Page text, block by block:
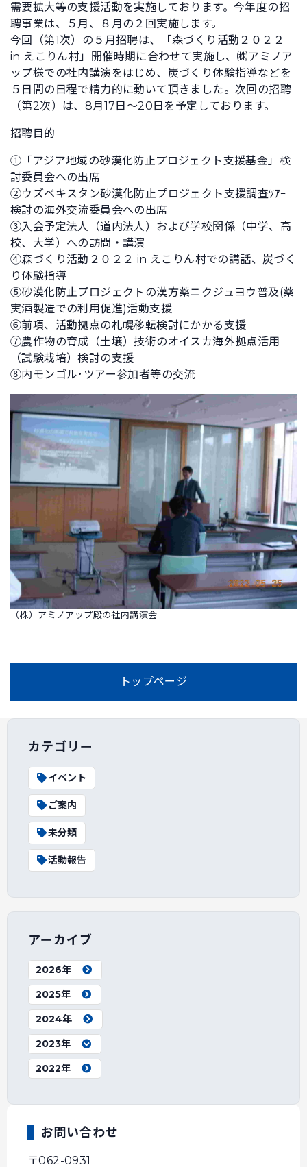
需要拡大等の支援活動を実施しております。今年度の招
聘事業は、５月、８月の２回実施します。
今回（第1次）の５月招聘は、「森づくり活動２０２２
in えこりん村」開催時期に合わせて実施し、㈱アミノア
ップ様での社内講演をはじめ、炭づくり体験指導などを
５日間の日程で精力的に動いて頂きました。次回の招聘
（第2次）は、8月17日～20日を予定しております。
招聘目的
①「アジア地域の砂漠化防止プロジェクト支援基金」検
討委員会への出席
②ウズベキスタン砂漠化防止プロジェクト支援調査ﾂｱｰ
検討の海外交流委員会への出席
③入会予定法人（道内法人）および学校関係（中学、高
校、大学）への訪問・講演
④森づくり活動２０２２ in えこりん村での講話、炭づく
り体験指導
⑤砂漠化防止プロジェクトの漢方薬ニクジュヨウ普及(薬
実酒製造での利用促進)活動支援
⑥前項、活動拠点の札幌移転検討にかかる支援
⑦農作物の育成（土壌）技術のオイスカ海外拠点活用
（試験栽培）検討の支援
⑧内モンゴル･ツアー参加者等の交流
（株）アミノアップ殿の社内講演会
トップページ
カテゴリー
イベント
ご案内
未分類
活動報告
アーカイブ
2026年
2025年
2024年
2023年
2022年
お問い合わせ
〒062-0931